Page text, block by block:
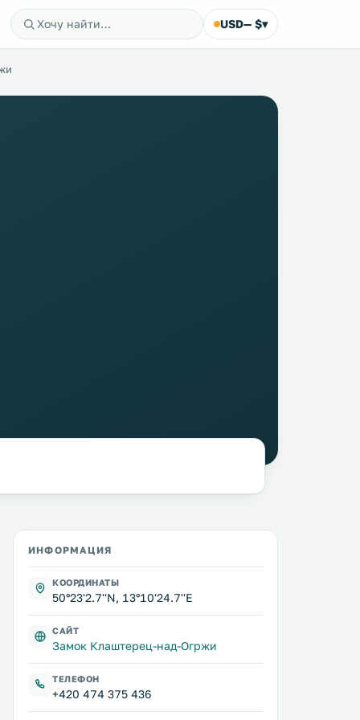
USD— $▾
ИНФОРМАЦИЯ
КООРДИНАТЫ
50°23'2.7''N, 13°10'24.7''E
САЙТ
Замок Клаштерец-над-Огржи
ТЕЛЕФОН
+420 474 375 436